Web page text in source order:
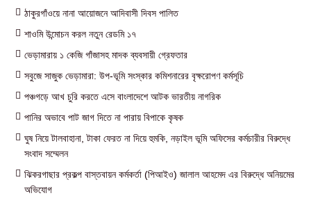
ঠাকুরগাঁওয়ে নানা আয়োজনে আদিবাসী দিবস পালিত
শাওমি উন্মোচন করল নতুন রেডমি ১৭
ভেড়ামারায় ১ কেজি গাঁজাসহ মাদক ব্যবসায়ী গ্রেফতার
সবুজে সাজুক ভেড়ামারা: উপ-ভূমি সংস্কার কমিশনারের বৃক্ষরোপণ কর্মসূচি
পঞ্চগড়ে আখ চুরি করতে এসে বাংলাদেশে আটক ভারতীয় নাগরিক
পা‌নির অভাবে পাট জাগ দিতে না পারায় বিপাকে কৃষক
ঘুষ নিয়ে টালবাহানা, টাকা ফেরত না দিয়ে হুমকি, নড়াইল ভূমি অফিসের কর্মচারীর বিরুদ্ধে
সংবাদ সম্মেলন
ঝিকরগাছার প্রকল্প বাস্তবায়ন কর্মকর্তা (পিআইও) জালাল আহমেদ এর বিরুদ্ধে অনিয়মের
অভিযোগ